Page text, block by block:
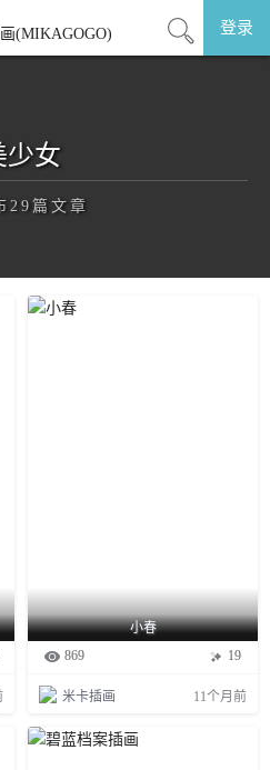
登录
少女
29篇文章
小春
869
19
米卡插画 11个月前